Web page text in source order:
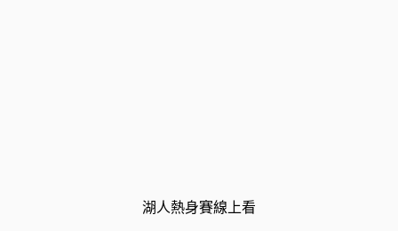
湖人熱身賽線上看